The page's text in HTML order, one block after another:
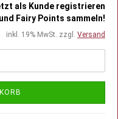
als Kunde registrieren
und Fairy Points sammeln!
inkl. 19% MwSt. zzgl. Versand